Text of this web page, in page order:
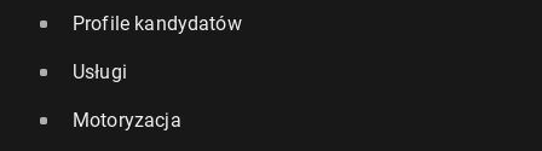
Profile kandydatów
Usługi
Motoryzacja